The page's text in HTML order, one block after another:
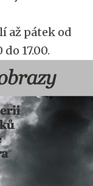
až pátek od
17.00.